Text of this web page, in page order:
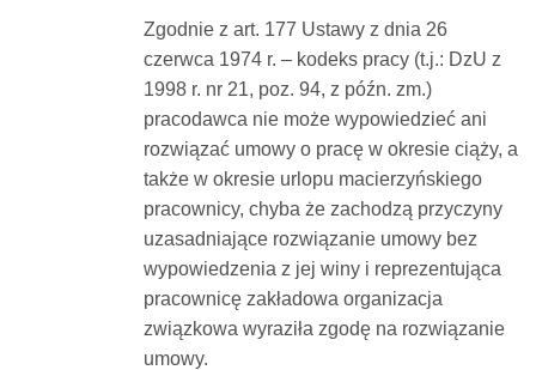
Zgodnie z art. 177 Ustawy z dnia 26
czerwca 1974 r. – kodeks pracy (t.j.: DzU z
1998 r. nr 21, poz. 94, z późn. zm.)
pracodawca nie może wypowiedzieć ani
rozwiązać umowy o pracę w okresie ciąży, a
także w okresie urlopu macierzyńskiego
pracownicy, chyba że zachodzą przyczyny
uzasadniające rozwiązanie umowy bez
wypowiedzenia z jej winy i reprezentująca
pracownicę zakładowa organizacja
związkowa wyraziła zgodę na rozwiązanie
umowy.